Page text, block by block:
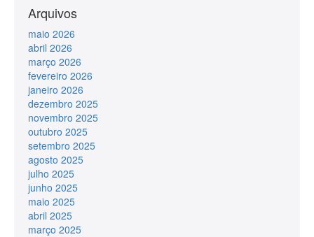
Arquivos
maio 2026
abril 2026
março 2026
fevereiro 2026
janeiro 2026
dezembro 2025
novembro 2025
outubro 2025
setembro 2025
agosto 2025
julho 2025
junho 2025
maio 2025
abril 2025
março 2025